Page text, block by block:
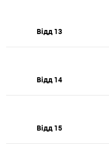
Відд 13
Відд 14
Відд 15